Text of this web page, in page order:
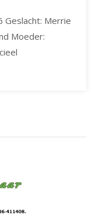
Geslacht: Merrie
Moeder: